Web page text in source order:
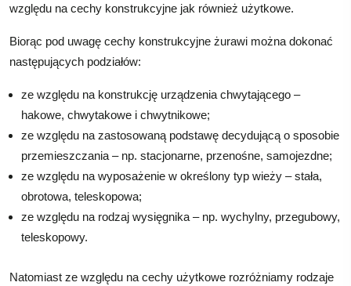
względu na cechy konstrukcyjne jak również użytkowe.
Biorąc pod uwagę cechy konstrukcyjne żurawi można dokonać
następujących podziałów:
ze względu na konstrukcję urządzenia chwytającego –
hakowe, chwytakowe i chwytnikowe;
ze względu na zastosowaną podstawę decydującą o sposobie
przemieszczania – np. stacjonarne, przenośne, samojezdne;
ze względu na wyposażenie w określony typ wieży – stała,
obrotowa, teleskopowa;
ze względu na rodzaj wysięgnika – np. wychylny, przegubowy,
teleskopowy.
Natomiast ze względu na cechy użytkowe rozróżniamy rodzaje